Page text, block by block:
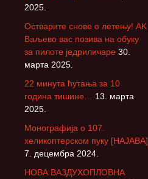
2025.
Остварите снове о летењу! АK
Ваљево вас позива на обуку
за пилоте једриличаре 30.
марта 2025.
22 минута ћутања за 10
година тишине…
13. марта
2025.
Монографија о 107.
хеликоптерском пуку [НАЈАВА]
7. децембра 2024.
НОВА ВАЗДУХОПЛОВНА